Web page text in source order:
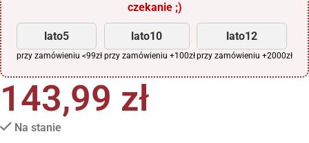
czekanie ;)
lato5
przy zamówieniu <99zł
lato10
przy zamówieniu +100zł
lato12
przy zamówieniu +2000zł
143,99 zł
Na stanie